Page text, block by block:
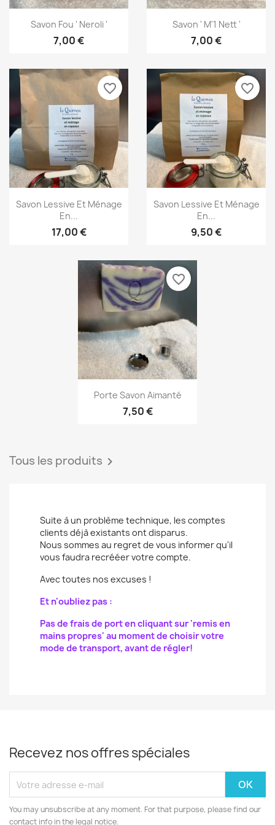
Aperçu rapide
Savon Fou ' Neroli '
7,00 €
Aperçu rapide
Savon ' M'1 Nett '
7,00 €
 Aperçu rapide
Savon Lessive Et Ménage
En...
17,00 €
favorite_border
 Aperçu rapide
Savon Lessive Et Ménage
En...
9,50 €
favorite_border
Aperçu rapide
Porte Savon Aimanté
7,50 €
favorite_border
Tous les produits 
Suite à un problème technique, les comptes
clients déjà existants ont disparus.
Nous sommes au regret de vous informer qu'il
vous faudra recrééer votre compte.
Avec toutes nos excuses !
Et n'oubliez pas :
Pas de frais de port en cliquant sur 'remis en
mains propres' au moment de choisir votre
mode de transport, avant de régler!
Recevez nos offres spéciales
You may unsubscribe at any moment. For that purpose, please find our
contact info in the legal notice.